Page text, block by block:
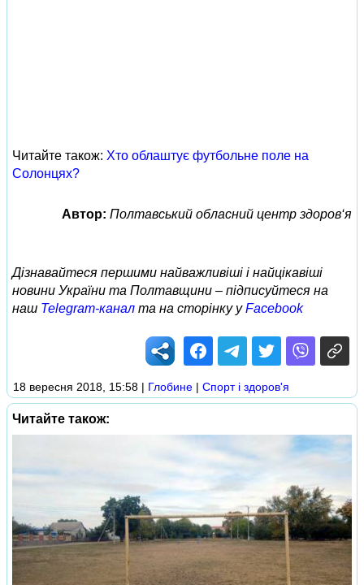
Читайте також: Хто облаштує футбольне поле на
Солонцях?
Автор: Полтавський обласний центр здоров‘я
Дізнавайтеся першими найважливіші і найцікавіші
новини України та Полтавщини – підписуйтеся на
наш Telegram-канал та на сторінку уFacebook
18 вересня 2018, 15:58 | Глобине | Спорт і здоров'я
Читайте також: